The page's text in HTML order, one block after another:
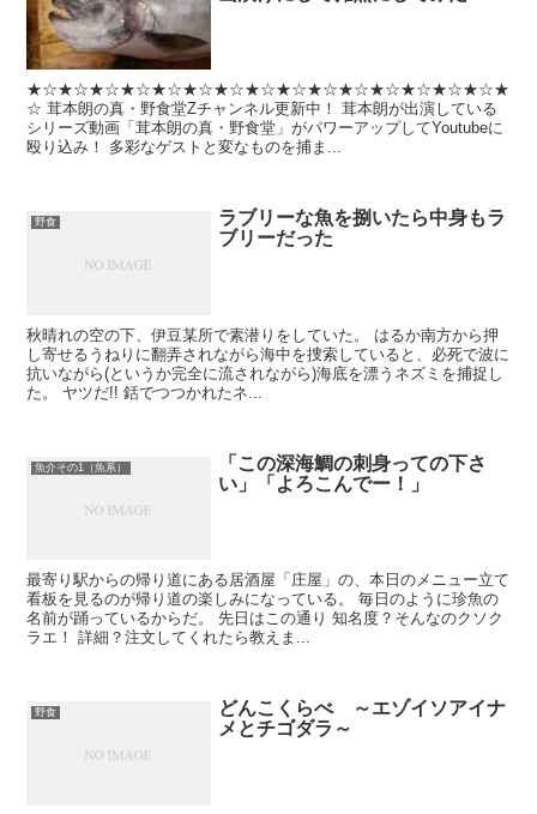
★☆★☆★☆★☆★☆★☆★☆★☆★☆★☆★☆★☆★☆★☆★☆★
☆ 茸本朗の真・野食堂Zチャンネル更新中！ 茸本朗が出演している
シリーズ動画「茸本朗の真・野食堂」がパワーアップしてYoutubeに
殴り込み！ 多彩なゲストと変なものを捕ま...
野食
ラブリーな魚を捌いたら中身もラ
ブリーだった
秋晴れの空の下、伊豆某所で素潜りをしていた。 はるか南方から押
し寄せるうねりに翻弄されながら海中を捜索していると、必死で波に
抗いながら(というか完全に流されながら)海底を漂うネズミを捕捉し
た。 ヤツだ!! 銛でつつかれたネ...
魚介その1（魚系）
「この深海鯛の刺身っての下さ
い」「よろこんでー！」
最寄り駅からの帰り道にある居酒屋「庄屋」の、本日のメニュー立て
看板を見るのが帰り道の楽しみになっている。 毎日のように珍魚の
名前が踊っているからだ。 先日はこの通り 知名度？そんなのクソク
ラエ！ 詳細？注文してくれたら教えま...
野食
どんこくらべ ～エゾイソアイナ
メとチゴダラ～